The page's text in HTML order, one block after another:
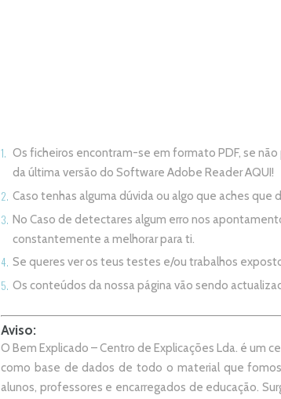
Os ficheiros encontram-se em formato PDF, se
da última versão do Software Adobe ReaderAQUI!
Caso tenhas alguma dúvida ou algo que aches
No Caso de detectares algum erro nos
constantemente a melhorar para ti.
Se queres ver os teus testes e/ou trabalhos
Os conteúdos da nossa página vão sendo
Aviso:
O Bem Explicado – Centro de Explicações Lda. é um
como base de dados de todo o material que
alunos, professores e encarregados de educação.